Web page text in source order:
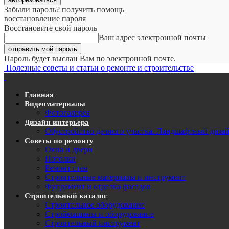
Забыли пароль? получить помощь
восстановление пароля
Восстановите свой пароль
Ваш адрес электронной почты
Пароль будет выслан Вам по электронной почте.
Полезные советы и статьи о ремонте и строительстве
Главная
Видеоматериалы
Фотогалерея
Дизайн интерьера
Обустройство дачного участка. Ландшафтный
Советы по ремонту
Окна и двери
Потолки
Ремонт стен
Строительные материалы и инструмент
Фундамент и отделка фасадов
Строительный каталог
Строительное оборудование
Строймашины и оборудование
Строительный инструмент